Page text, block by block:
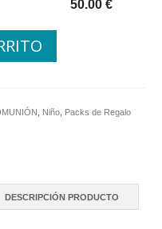
50.00€
Niño Packs de Regalo
DESCRIPCIÓN PRODUCTO